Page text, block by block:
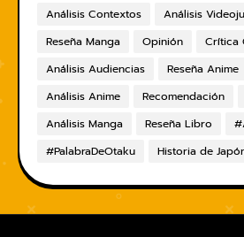
Análisis Contextos
Análisis
Reseña Manga
Opinión
Crítica
Análisis Audiencias
Reseña Anime
Análisis Anime
Recomendación
Análisis Manga
Reseña Libro
#PalabraDeOtaku
Historia de